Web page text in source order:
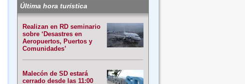
Última hora turística
Realizan en RD seminario
sobre ‘Desastres en
Aeropuertos, Puertos y
Comunidades’
Malecón de SD estará
cerrado desde las 11:00